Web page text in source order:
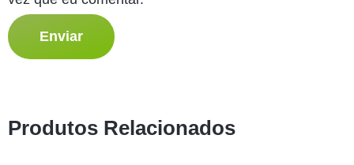
Produtos Relacionados